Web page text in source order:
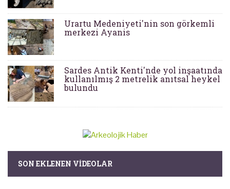
Urartu Medeniyeti'nin son görkemli
merkezi Ayanis
Sardes Antik Kenti'nde yol inşaatında
kullanılmış 2 metrelik anıtsal heykel
bulundu
SON EKLENEN VIDEOLAR